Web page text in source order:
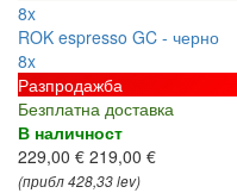
8x
ROK espresso GC - черно
8x
Разпродажба
Безплатна доставка
В наличност
229,00 € 219,00 €
(прибл 428,33 lev)